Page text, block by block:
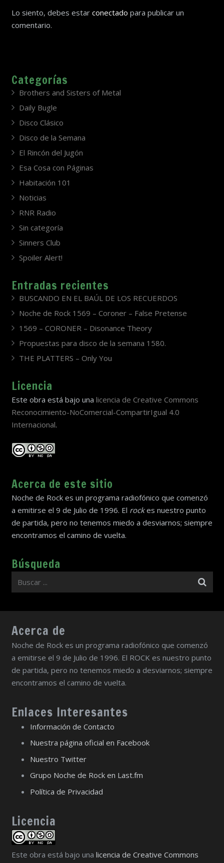
Lo siento, debes estar conectado para publicar un
comentario.
Categorías
Brothers and Sisters of Metal
Daily Bugle
Disco Clásico
Disco de la Semana
El Rincón del Jugón
Esa Cosa con Páginas
Habitación 101
Noticias
RNR Radio
Sin categoría
Sinners Club
Spoiler Alert!
Entradas recientes
BUSCANDO EN EL BAÚL DE LOS RECUERDOS
Noche de Rock 1569 – Coroner – False Pretense
1569 – CORONER – Disonance Theory
Propuestas para disco de la semana 1580.
THE PLATTERS – Only You
Licencia
Este obra está bajo una licencia de Creative Commons
Reconocimiento-NoComercial-CompartirIgual 4.0
Internacional.
Acerca de este sitio
Noche de Rock es un programa radiofónico que comenzó
a emitirse el 9 de Julio de 1996. El rockes nuestro punto
de partida, pero no tenemos miedo a desviarnos; siempre
encontramos el camino de vuelta.
Búsqueda
Acerca de
Noche de Rock es un programa radiofónico que comenzó
a emitirse el 9 de Julio de 1996. El ROCK es nuestro punto
de partida, pero no tenemos miedo a desviarnos; siempre
encontramos el camino de vuelta.
Enlaces Interesantes
Información de Contacto
Nuestra página oficial en Facebook
Nuestro Twitter
Grupo Noche de Rock en Last.fm
Política de Privacidad
Licencia
Este obra está bajo una licencia de Creative Commons